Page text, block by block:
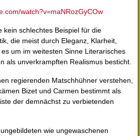
watch?v=maNRozGyCOw
kein schlechtes Beispiel für die
die meist durch Eleganz, Klarheit,
um im weitesten Sinne Literarisches
als unverkrampften Realismus besticht.
regierenden Matschhühner verstehen,
Bizet und Carmen bestimmt als
der demnächst zu verbietenden
wie ungewaschenen